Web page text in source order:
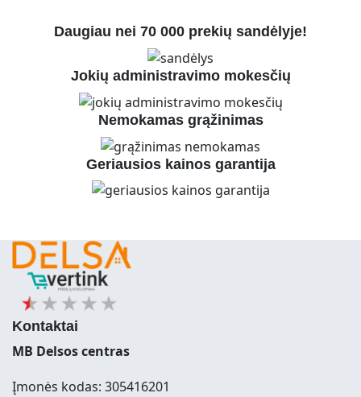
Daugiau nei 70 000 prekių sandėlyje!
Jokių administravimo mokesčių
Nemokamas grąžinimas
Geriausios kainos garantija
Kontaktai
MB Delsos centras
Įmonės kodas: 305416201